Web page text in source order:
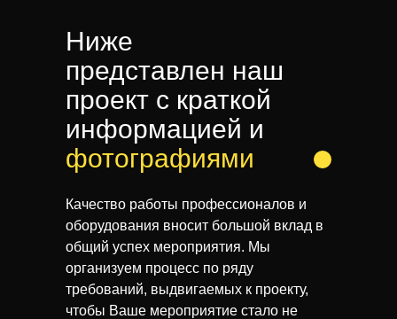
Ниже
представлен наш
проект с краткой
информацией и
фотографиями
Качество работы профессионалов и
оборудования вносит большой вклад в
общий успех мероприятия. Мы
организуем процесс по ряду
требований, выдвигаемых к проекту,
чтобы Ваше мероприятие стало не